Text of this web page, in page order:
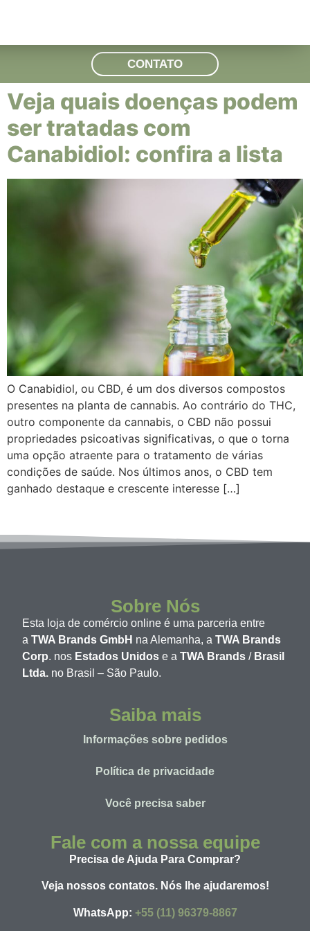
CONTATO
Veja quais doenças podem
ser tratadas com
Canabidiol: confira a lista
O Canabidiol, ou CBD, é um dos diversos compostos
presentes na planta de cannabis. Ao contrário do THC,
outro componente da cannabis, o CBD não possui
propriedades psicoativas significativas, o que o torna
uma opção atraente para o tratamento de várias
condições de saúde. Nos últimos anos, o CBD tem
ganhado destaque e crescente interesse […]
Sobre Nós
Esta loja de comércio online é uma parceria entre
aTWA Brands GmbH na Alemanha, aTWA Brands
Corp. nos Estados Unidos e a TWA Brands / Brasil
Ltda. no Brasil – São Paulo.
Saiba mais
Informações sobre pedidos
Política de privacidade
Você precisa saber
Fale com a nossa equipe
Precisa de Ajuda Para Comprar?
Veja nossos contatos. Nós lhe ajudaremos!
WhatsApp: +55 (11) 96379-8867